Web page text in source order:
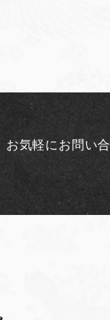
お気軽にお問い合